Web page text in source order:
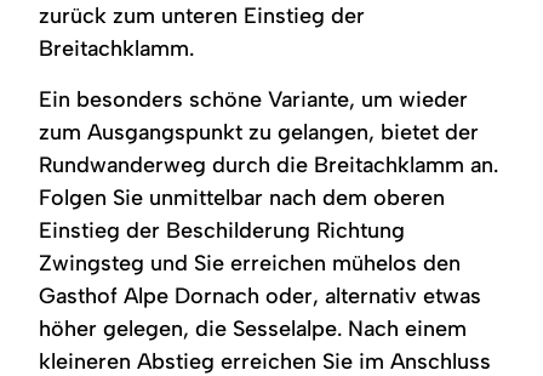
zurück zum unteren Einstieg der
Breitachklamm.
Ein besonders schöne Variante, um wieder
zum Ausgangspunkt zu gelangen, bietet der
Rundwanderweg durch die Breitachklamm an.
Folgen Sie unmittelbar nach dem oberen
Einstieg der Beschilderung Richtung
Zwingsteg und Sie erreichen mühelos den
Gasthof Alpe Dornach oder, alternativ etwas
höher gelegen, die Sesselalpe. Nach einem
kleineren Abstieg erreichen Sie im Anschluss